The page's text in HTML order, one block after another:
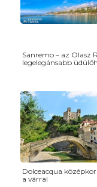
Sanremo – az Olasz
legelegánsabb
Dolceacqua
a várral